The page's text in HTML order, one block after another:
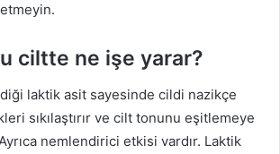
ciltte ne işe yarar?
laktik asit sayesinde cildi nazikçe
sıkılaştırır ve cilt tonunu eşitlemeye
nemlendirici etkisi vardır. Laktik